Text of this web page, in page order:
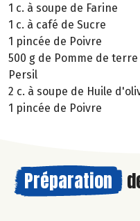
1 c. à soupe de Farine
1 c. à café de Sucre
1 pincée de Poivre
500 g de Pomme de terre
Persil
2 c. à soupe de Huile
1 pincée de Poivre
Préparation